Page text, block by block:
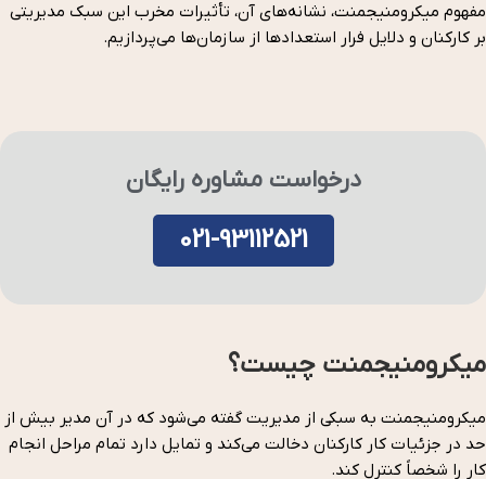
مفهوم میکرومنیجمنت، نشانه‌های آن، تأثیرات مخرب این سبک مدیریتی
بر کارکنان و دلایل فرار استعدادها از سازمان‌ها می‌پردازیم.
درخواست مشاوره رایگان
021-93112521
میکرومنیجمنت چیست؟
میکرومنیجمنت به سبکی از مدیریت گفته می‌شود که در آن مدیر بیش از
حد در جزئیات کار کارکنان دخالت می‌کند و تمایل دارد تمام مراحل انجام
کار را شخصاً کنترل کند.